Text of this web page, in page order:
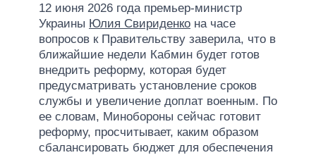
12 июня 2026 года премьер-министр
Украины Юлия Свириденко на часе
вопросов к Правительству заверила, что в
ближайшие недели Кабмин будет готов
внедрить реформу, которая будет
предусматривать установление сроков
службы и увеличение доплат военным. По
ее словам, Минобороны сейчас готовит
реформу, просчитывает, каким образом
сбалансировать бюджет для обеспечения